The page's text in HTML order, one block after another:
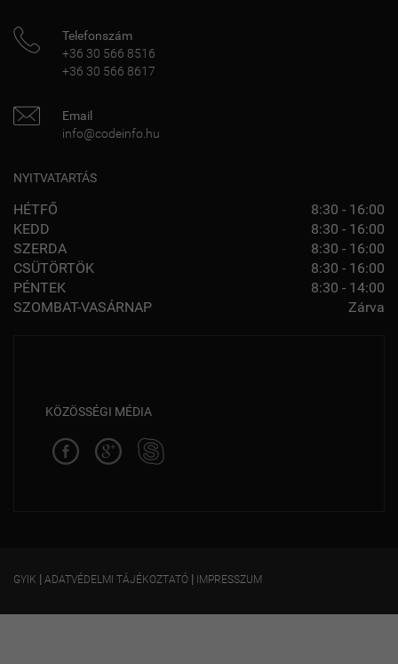
Telefonszám
+36 30 566 8516
+36 30 566 8617
Email
info@codeinfo.hu
NYITVATARTÁS
HÉTFŐ
KEDD
SZERDA
CSÜTÖRTÖK
PÉNTEK
SZOMBAT-VASÁRNAP
8:30 - 16:00
8:30 - 16:00
8:30 - 16:00
8:30 - 16:00
8:30 - 14:00
Zárva
KÖZÖSSÉGI MÉDIA
GYIK | ADATVÉDELMI TÁJÉKOZTATÓ | IMPRESSZUM